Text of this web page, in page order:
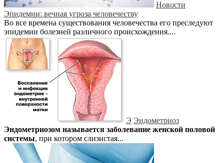
Новости
Эпидемии: вечная угроза человечеству
Во все времена существования человечества его преследуют
эпидемии болезней различного происхождения....
Э Эндометриоз
Эндометриозом называется заболевание женской половой
системы, при котором слизистая...